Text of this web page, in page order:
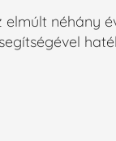
néhány